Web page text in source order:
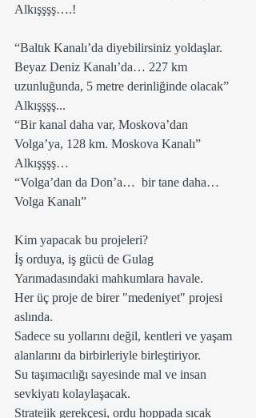
Alkışşşş….!
“Baltık Kanalı’da diyebilirsiniz yoldaşlar.
Beyaz Deniz Kanalı’da… 227 km
uzunluğunda, 5 metre derinliğinde olacak”
Alkışşşş...
“Bir kanal daha var, Moskova’dan
Volga’ya, 128 km. Moskova Kanalı”
Alkışşşş…
“Volga’dan da Don’a…  bir tane daha…
Volga Kanalı”
Kim yapacak bu projeleri?
İş orduya, iş gücü de Gulag
Yarımadasındaki mahkumlara havale.
Her üç proje de birer "medeniyet" projesi
aslında.
Sadece su yollarını değil, kentleri ve yaşam
alanlarını da birbirleriyle birleştiriyor.
Su taşımacılığı sayesinde mal ve insan
sevkiyatı kolaylaşacak.
Stratejik gerekçesi, ordu hoppada sıcak